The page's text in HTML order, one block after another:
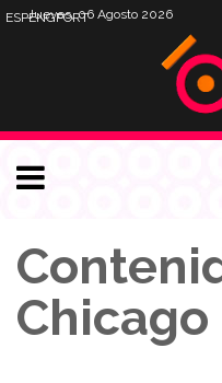
Jueves, 06 Agosto 2026
ESPENGPORT
Chicago